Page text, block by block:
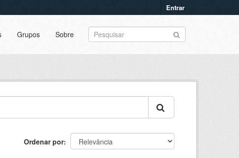
Entrar
Grupos Sobre
Ordenar por